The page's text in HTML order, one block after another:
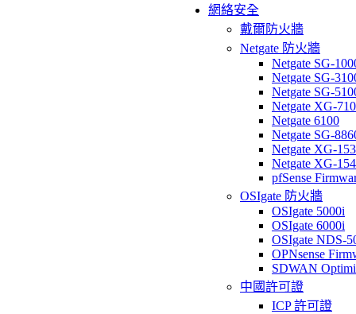
網絡安全
戴爾防火牆
Netgate 防火牆
Netgate SG-
Netgate SG-
Netgate SG-
Netgate XG-
Netgate 6100
Netgate SG-
Netgate XG-
Netgate XG-
pfSense
OSIgate 防火牆
OSIgate 5000i
OSIgate 6000i
OSIgate NDS-
OPNsense
SDWAN
中國許可證
ICP 許可證